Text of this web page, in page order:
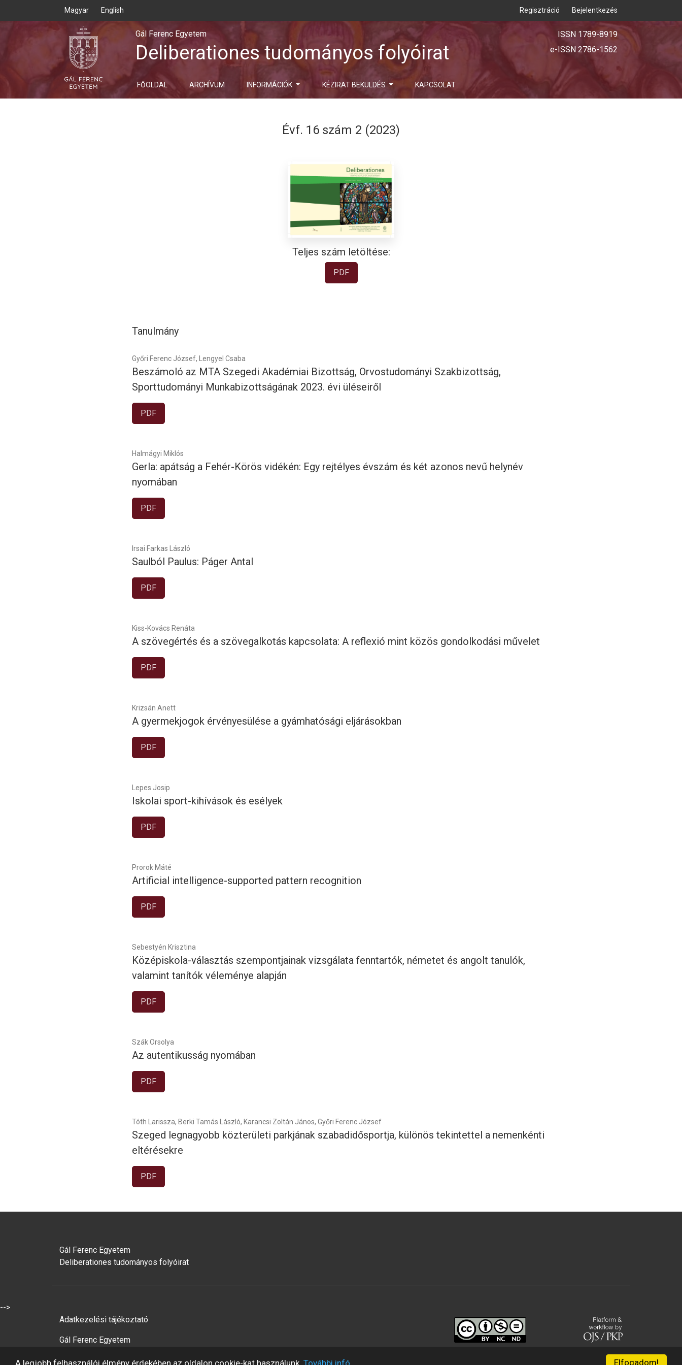
Elfogadom!
A legjobb felhasználói élmény érdekében az oldalon cookie-kat használunk. További infó
Magyar English Regisztráció Bejelentkezés
Gál Ferenc Egyetem
Deliberationes tudományos folyóirat
FŐOLDAL ARCHÍVUM INFORMÁCIÓK KÉZIRAT BEKÜLDÉS KAPCSOLAT
ISSN 1789-8919
e-ISSN 2786-1562
Évf. 16 szám 2 (2023)
Teljes szám letöltése:
PDF
Tanulmány
Győri Ferenc József, Lengyel Csaba
Beszámoló az MTA Szegedi Akadémiai Bizottság, Orvostudományi Szakbizottság,
Sporttudományi Munkabizottságának 2023. évi üléseiről
PDF
Halmágyi Miklós
Gerla: apátság a Fehér-Körös vidékén: Egy rejtélyes évszám és két azonos nevű helynév
nyomában
PDF
Irsai Farkas László
Saulból Paulus: Páger Antal
PDF
Kiss-Kovács Renáta
A szövegértés és a szövegalkotás kapcsolata: A reflexió mint közös gondolkodási művelet
PDF
Krizsán Anett
A gyermekjogok érvényesülése a gyámhatósági eljárásokban
PDF
Lepes Josip
Iskolai sport-kihívások és esélyek
PDF
Prorok Máté
Artificial intelligence-supported pattern recognition
PDF
Sebestyén Krisztina
Középiskola-választás szempontjainak vizsgálata fenntartók, németet és angolt tanulók,
valamint tanítók véleménye alapján
PDF
Szák Orsolya
Az autentikusság nyomában
PDF
Tóth Larissza, Berki Tamás László, Karancsi Zoltán János, Győri Ferenc József
Szeged legnagyobb közterületi parkjának szabadidősportja, különös tekintettel a nemenkénti
eltérésekre
PDF
Gál Ferenc Egyetem
Deliberationes tudományos folyóirat
-->
Adatkezelési tájékoztató
Gál Ferenc Egyetem